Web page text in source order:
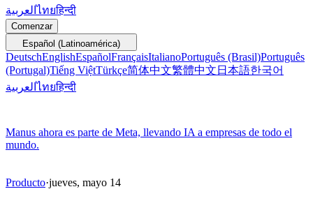
العربيةไทยहिन्दी
Comenzar
Español (Latinoamérica)
DeutschEnglishEspañolFrançaisItalianoPortuguês (Brasil)Português
(Portugal)Tiếng ViệtTürkçe简体中文繁體中文 日本語한국어
العربيةไทยहिन्दी
Manus ahora es parte de Meta, llevando IA a empresas de todo el
mundo.
Producto·jueves, mayo 14